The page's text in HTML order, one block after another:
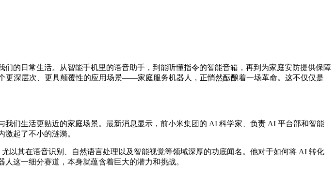
的日常生活。从智能手机里的语音助手，到能听懂指令的智能音箱，再到为家庭安防提供保障
深层次、更具颠覆性的应用场景——家庭服务机器人，正悄然酝酿着一场革命。这不仅仅是
们生活更贴近的家庭场景。最新消息显示，前小米集团的 AI 科学家、负责 AI 平台部和智能
激起了不小的涟漪。
以其在语音识别、自然语言处理以及智能视觉等领域深厚的功底闻名。他对于如何将 AI 转化
这一细分赛道，本身就蕴含着巨大的潜力和挑战。